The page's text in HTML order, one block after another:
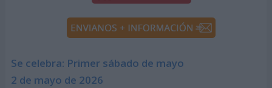
Se celebra: Primer sábado de mayo
2 de mayo de 2026